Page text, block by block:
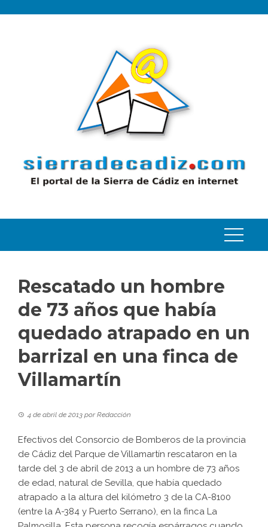
Rescatado un hombre
de 73 años que había
quedado atrapado en un
barrizal en una finca de
Villamartín
4 de abril de 2013 porRedacción
Efectivos del Consorcio de Bomberos de la provincia
de Cádiz del Parque de Villamartín rescataron en la
tarde del 3 de abril de 2013 a un hombre de 73 años
de edad, natural de Sevilla, que había quedado
atrapado a la altura del kilómetro 3 de la CA-8100
(entre la A-384 y Puerto Serrano), en la finca La